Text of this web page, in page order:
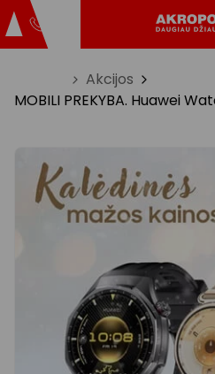
Akcijos
MOBILI PREKYBA. Huawei